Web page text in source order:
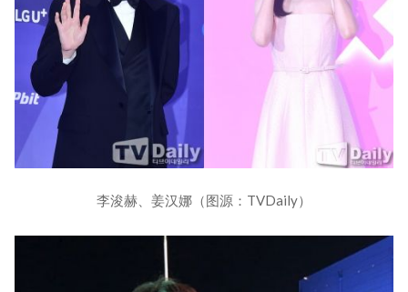
李浚赫、姜汉娜（图源：TVDaily）